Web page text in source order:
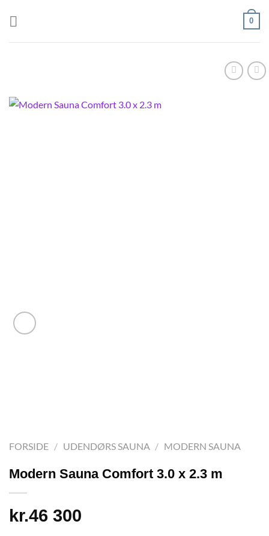
0
FORSIDE / UDENDØRS SAUNA / MODERN SAUNA
Modern Sauna Comfort 3.0 x 2.3 m
kr.46 300